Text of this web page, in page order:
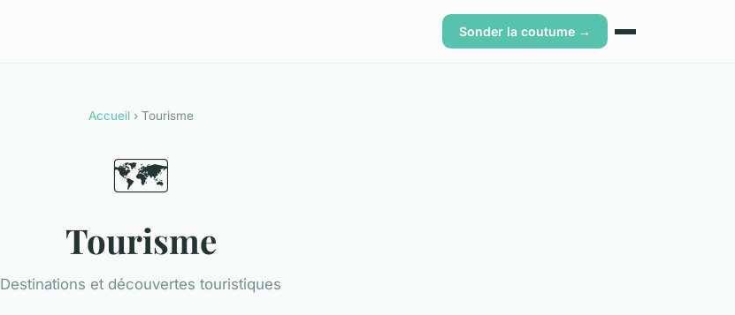
Sonder la coutume →
Accueil› Tourisme
🗺️
Tourisme
Destinations et découvertes touristiques